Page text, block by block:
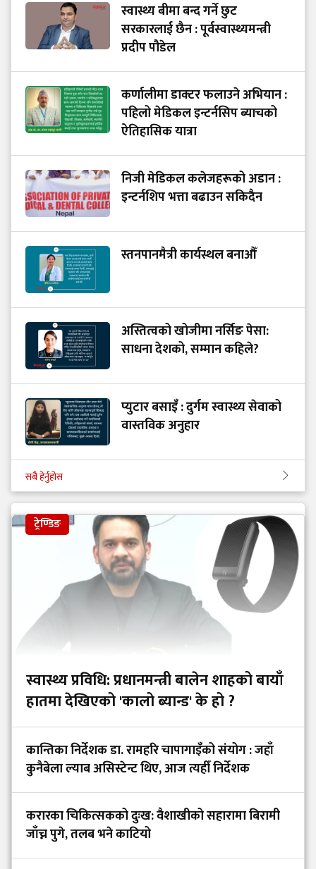
स्वास्थ्य बीमा बन्द गर्ने छुट
सरकारलाई छैन : पूर्वस्वास्थ्यमन्त्री
प्रदीप पौडेल
कर्णालीमा डाक्टर फलाउने अभियान :
पहिलो मेडिकल इन्टर्नसिप ब्याचको
ऐतिहासिक यात्रा
निजी मेडिकल कलेजहरूको अडान :
इन्टर्नशिप भत्ता बढाउन सकिदैन
स्तनपानमैत्री कार्यस्थल बनाऔँ
अस्तित्वको खोजीमा नर्सिङ पेसा:
साधना देशको, सम्मान कहिले?
प्युटार बसाइँ : दुर्गम स्वास्थ्य सेवाको
वास्तविक अनुहार
सबै हेर्नुहोस
ट्रेण्डिङ
स्वास्थ्य प्रविधि: प्रधानमन्त्री बालेन शाहको बायाँ
हातमा देखिएको 'कालो ब्यान्ड' के हो ?
कान्तिका निर्देशक डा. रामहरि चापागाइँको संयोग : जहाँ
कुनैबेला ल्याब असिस्टेन्ट थिए, आज त्यहीँ निर्देशक
करारका चिकित्सकको दुःख: वैशाखीको सहारामा बिरामी
जाँच्न पुगे, तलब भने काटियो